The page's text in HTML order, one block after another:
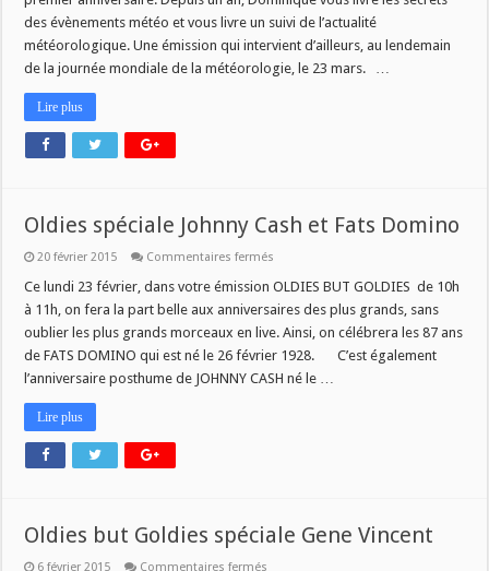
des évènements météo et vous livre un suivi de l’actualité
météorologique. Une émission qui intervient d’ailleurs, au lendemain
de la journée mondiale de la météorologie, le 23 mars. …
Lire plus
Oldies spéciale Johnny Cash et Fats Domino
20 février 2015 Commentaires fermés
spéciale
Cash
et
Fats
Domino
Ce lundi 23 février, dans votre émission OLDIES BUT GOLDIES de 10h
à 11h, on fera la part belle aux anniversaires des plus grands, sans
oublier les plus grands morceaux en live. Ainsi, on célébrera les 87 ans
de FATS DOMINO qui est né le 26 février 1928. C’est également
l’anniversaire posthume de JOHNNY CASH né le …
Lire plus
Oldies but Goldies spéciale Gene Vincent
6 février 2015 Commentaires fermés